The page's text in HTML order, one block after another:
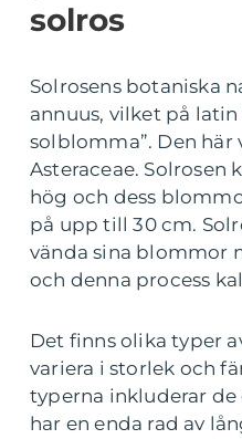
solros
Solrosens botaniska
annuus, vilket på
solblomma”. Den
Asteraceae.
hög och dess
på upp till 30 cm.
vända sina blommor
och denna process
Det finns olika typer
variera i storlek och
typerna inkluderar de
har en enda rad av